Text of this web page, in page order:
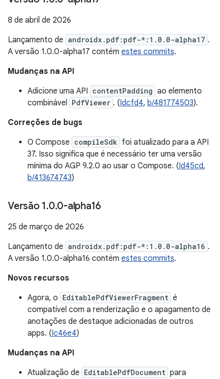
8 de abril de 2026
Lançamento de androidx.pdf:pdf-*:1.0.0-alpha17 .
A versão 1.0.0-alpha17 contém estes commits.
Mudanças na API
Adicione uma API contentPadding ao elemento
combinável PdfViewer . (Idcfd4, b/481774503).
Correções de bugs
O Compose compileSdk foi atualizado para a API
37. Isso significa que é necessário ter uma versão
mínima do AGP 9.2.0 ao usar o Compose. (Id45cd,
b/413674743)
Versão 1.0.0-alpha16
25 de março de 2026
Lançamento de androidx.pdf:pdf-*:1.0.0-alpha16 .
A versão 1.0.0-alpha16 contém estes commits.
Novos recursos
Agora, o EditablePdfViewerFragment é
compatível com a renderização e o apagamento de
anotações de destaque adicionadas de outros
apps. (Ic46e4)
Mudanças na API
Atualização de EditablePdfDocument para